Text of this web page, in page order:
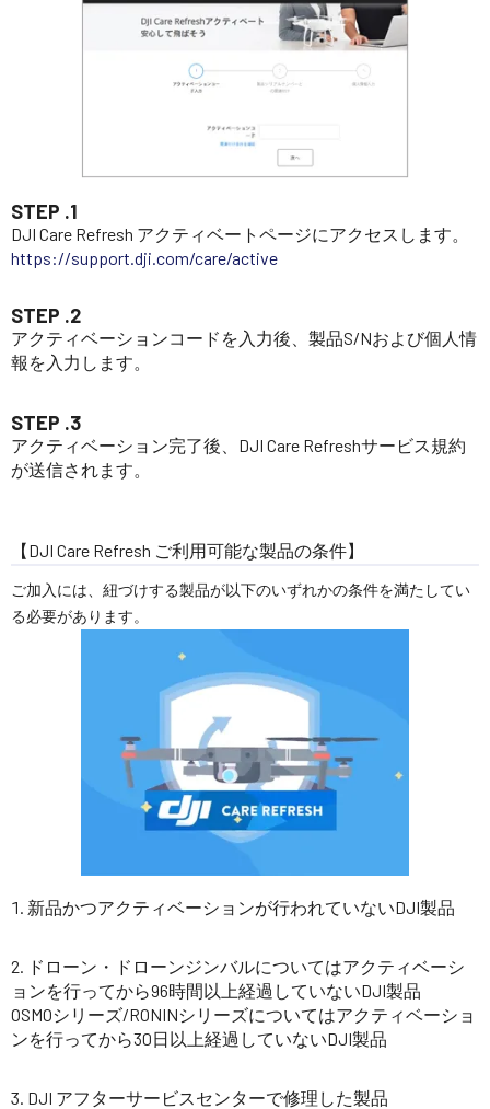
STEP .1
DJI Care Refresh アクティベートページにアクセスします。
https://support.dji.com/care/active
STEP .2
アクティベーションコードを入力後、製品S/Nおよび個人情
報を入力します。
STEP .3
アクティベーション完了後、DJI Care Refreshサービス規約
が送信されます。
【DJI Care Refresh ご利用可能な製品の条件】
ご加入には、紐づけする製品が以下のいずれかの条件を満たしてい
る必要があります。
新品かつアクティベーションが行われていないDJI製品
ドローン・ドローンジンバルについてはアクティベーシ
ョンを行ってから96時間以上経過していないDJI製品
OSMOシリーズ/RONINシリーズについてはアクティベーショ
ンを行ってから30日以上経過していないDJI製品
DJI アフターサービスセンターで修理した製品